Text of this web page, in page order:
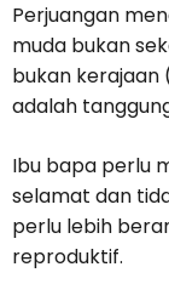
Perjuangan
muda bukan
bukan kerajaan
adalah
Ibu bapa perlu
selamat dan
perlu lebih
reproduktif.